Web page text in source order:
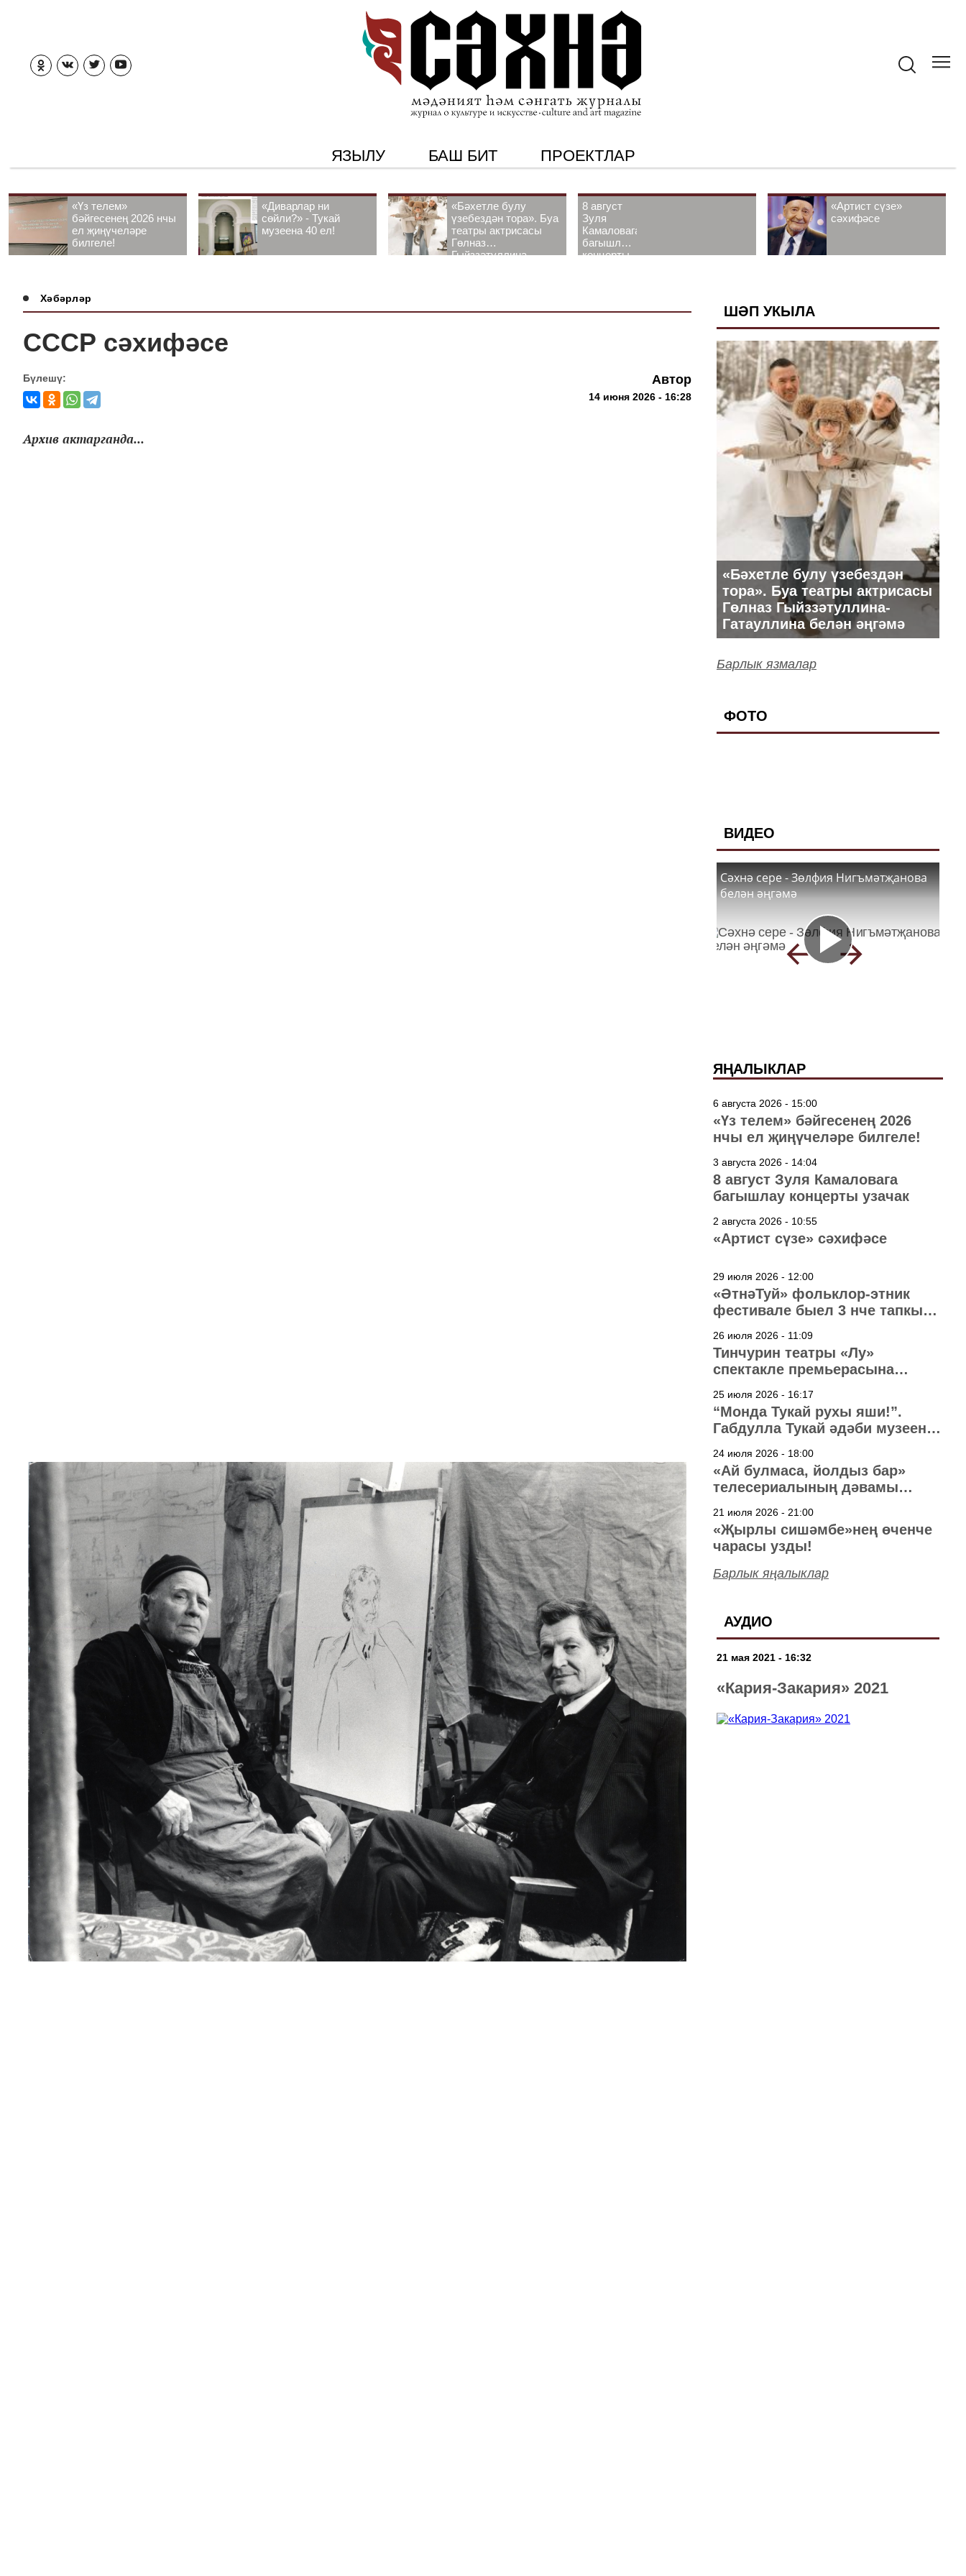
ЯЗЫЛУ БАШ БИТ ПРОЕКТЛАР
«Үз телем»
бәйгесенең 2026 нчы
ел җиңүчеләре
билгеле!
«Диварлар ни
сөйли?» - Тукай
музеена 40 ел!
«Бәхетле булу
үзебездән тора». Буа
театры актрисасы
Гөлназ
Гыйззәтуллина-
8 август
Зуля
Камаловага
багышлау
концерты
«Артист сүзе»
сәхифәсе
Хәбәрләр
СССР сәхифәсе
Бүлешү: Автор
14 июня 2026 - 16:28
Архив актарганда...
ШӘП УКЫЛА
«Бәхетле булу үзебездән
тора». Буа театры актрисасы
Гөлназ Гыйззәтуллина-
Гатауллина белән әңгәмә
Барлык язмалар
ФОТО
ВИДЕО
Сәхнә сере - Зөлфия Нигъмәтҗанова
белән әңгәмә
ЯҢАЛЫКЛАР
6 августа 2026 - 15:00
«Үз телем» бәйгесенең 2026
нчы ел җиңүчеләре билгеле!
3 августа 2026 - 14:04
8 август Зуля Камаловага
багышлау концерты узачак
2 августа 2026 - 10:55
«Артист сүзе» сәхифәсе
29 июля 2026 - 12:00
«ӘтнәТуй» фольклор-этник
фестивале быел 3 нче тапкыр
26 июля 2026 - 11:09
Тинчурин театры «Лу»
спектакле премьерасына
25 июля 2026 - 16:17
“Монда Тукай рухы яши!”.
Габдулла Тукай әдәби музеена
24 июля 2026 - 18:00
«Ай булмаса, йолдыз бар»
телесериалының дәвамы
21 июля 2026 - 21:00
«Җырлы сишәмбе»нең өченче
чарасы узды!
Барлык яңалыклар
АУДИО
21 мая 2021 - 16:32
«Кария-Закария» 2021